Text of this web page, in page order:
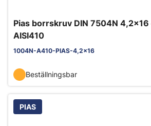
Pias borrskruv DIN 7504N
AISI410
1004N-A410-PIAS-4,2x16
Beställningsbar
PIAS